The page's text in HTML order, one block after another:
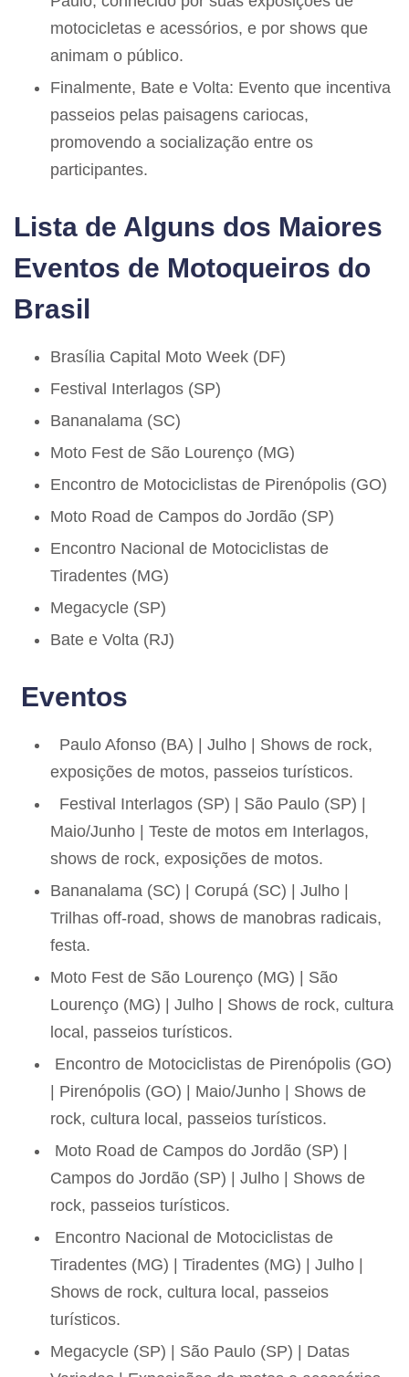
motocicletas e acessórios, e por shows que
animam o público.
Finalmente, Bate e Volta: Evento que incentiva
passeios pelas paisagens cariocas,
promovendo a socialização entre os
participantes.
Lista de Alguns dos Maiores
Eventos de Motoqueiros do
Brasil
Brasília Capital Moto Week (DF)
Festival Interlagos (SP)
Bananalama (SC)
Moto Fest de São Lourenço (MG)
Encontro de Motociclistas de Pirenópolis (GO)
Moto Road de Campos do Jordão (SP)
Encontro Nacional de Motociclistas de
Tiradentes (MG)
Megacycle (SP)
Bate e Volta (RJ)
Eventos
Paulo Afonso (BA) | Julho | Shows de rock,
exposições de motos, passeios turísticos.
Festival Interlagos (SP) | São Paulo (SP) |
Maio/Junho | Teste de motos em Interlagos,
shows de rock, exposições de motos.
Bananalama (SC) | Corupá (SC) | Julho |
Trilhas off-road, shows de manobras radicais,
festa.
Moto Fest de São Lourenço (MG) | São
Lourenço (MG) | Julho | Shows de rock, cultura
local, passeios turísticos.
Encontro de Motociclistas de Pirenópolis (GO)
| Pirenópolis (GO) | Maio/Junho | Shows de
rock, cultura local, passeios turísticos.
Moto Road de Campos do Jordão (SP) |
Campos do Jordão (SP) | Julho | Shows de
rock, passeios turísticos.
Encontro Nacional de Motociclistas de
Tiradentes (MG) | Tiradentes (MG) | Julho |
Shows de rock, cultura local, passeios
turísticos.
Megacycle (SP) | São Paulo (SP) | Datas